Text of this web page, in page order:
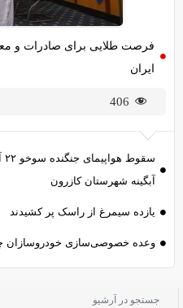
فرصت طلایی برای صادرات و
ایران
406
آبگینه شهرستان کازرون
یازده سیمرغ از راسک پر کشیدند
وعده خصوصی‌سازی خودروسازان